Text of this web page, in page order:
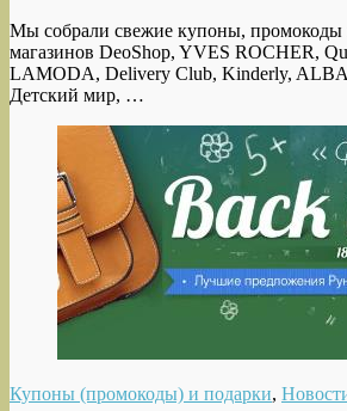
Мы собрали свежие купоны, промокоды
магазинов DeoShop, YVES ROCHER,
LAMODA, Delivery Club, Kinderly,
Детский мир, …
Купоны (промокоды) и подарки,